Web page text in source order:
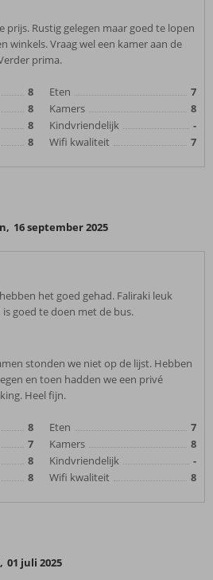
prijs. Rustig gelegen maar goed te lopen
winkels. Vraag wel een kamer aan de
prima.
8
8
8
8
Eten
7
Kamers
8
Kindvriendelijk
-
Wifi kwaliteit
7
, 16 september 2025
het goed gehad. Faliraki leuk
goed te doen met de bus.
stonden we niet op de lijst. Hebben
en toen hadden we een privé
Heel fijn.
8
7
8
8
Eten
7
Kamers
8
Kindvriendelijk
-
Wifi kwaliteit
8
, 01 juli 2025